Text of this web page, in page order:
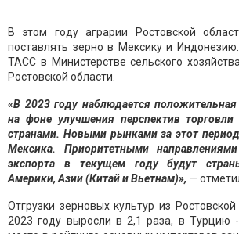
В этом году аграрии Ростовской
поставлять зерно в Мексику и
ТАСС в Министерстве сельского
Ростовской области.
«В 2023 году наблюдается
на фоне улучшения перспектив
странами. Новыми рынками за этот
Мексика. Приоритетными
экспорта в текущем году будут
Америки, Азии (Китай и Вьетнам)», —
Отгрузки зерновых культур из
2023 году выросли в 2,1 раза, в Турцию